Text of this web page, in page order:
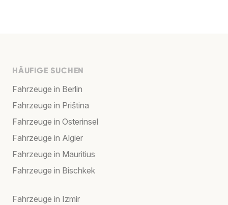
HÄUFIGE SUCHEN
Fahrzeuge in Berlin
Fahrzeuge in Priština
Fahrzeuge in Osterinsel
Fahrzeuge in Algier
Fahrzeuge in Mauritius
Fahrzeuge in Bischkek
Fahrzeuge in Izmir